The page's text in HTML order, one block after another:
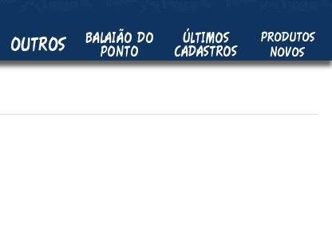
OUTROS BALAIÃO DO
PONTO
ÚLTIMOS
CADASTROS
PRODUTOS
NOVOS